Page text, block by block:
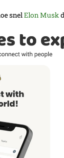
snel Elon Musk